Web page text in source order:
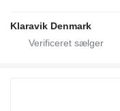
Klaravik Denmark